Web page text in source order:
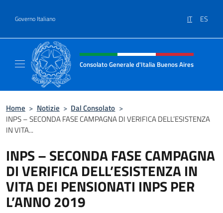
Governo Italiano IT ES
Intestazione sito, social e menù
Consolato Generale d'Italia Buenos Aires
Home > Notizie > Dal Consolato >
INPS – SECONDA FASE CAMPAGNA DI VERIFICA DELL’ESISTENZA
IN VITA...
INPS – SECONDA FASE CAMPAGNA
DI VERIFICA DELL’ESISTENZA IN
VITA DEI PENSIONATI INPS PER
L’ANNO 2019